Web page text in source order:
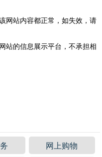
网站内容都正常，如失效，请
站的信息展示平台，不承担相
网上购物